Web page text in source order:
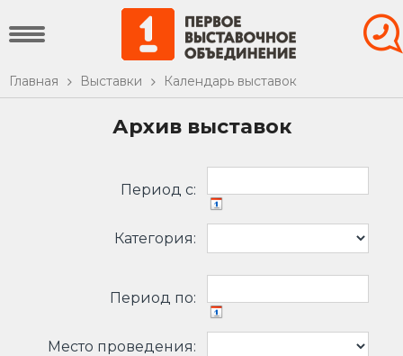
Главная Выставки Календарь выставок
Архив выставок
Период c:
Категория:
Период по:
Место проведения: